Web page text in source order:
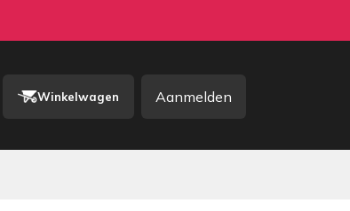
Winkelwagen Aanmelden